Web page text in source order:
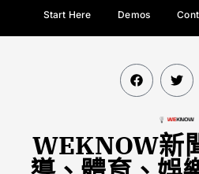
Start Here Demos
WEKNOW新